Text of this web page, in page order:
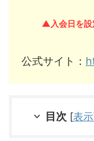
▲入会日を設
公式サイト：
目次 [表示